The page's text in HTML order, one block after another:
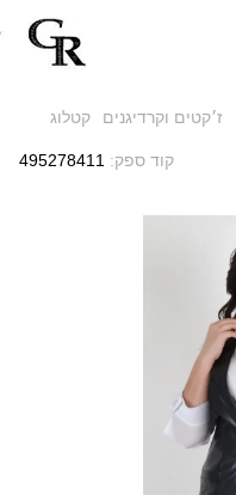
קטלוג ז׳קטים וקרדיגנים
קוד ספק: